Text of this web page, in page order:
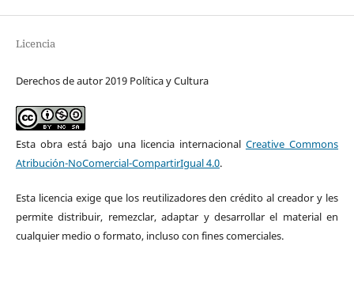
Licencia
Derechos de autor 2019 Política y Cultura
Esta obra está bajo una licencia internacional Creative Commons
Atribución-NoComercial-CompartirIgual 4.0.
Esta licencia exige que los reutilizadores den crédito al creador y les
permite distribuir, remezclar, adaptar y desarrollar el material en
cualquier medio o formato, incluso con fines comerciales.